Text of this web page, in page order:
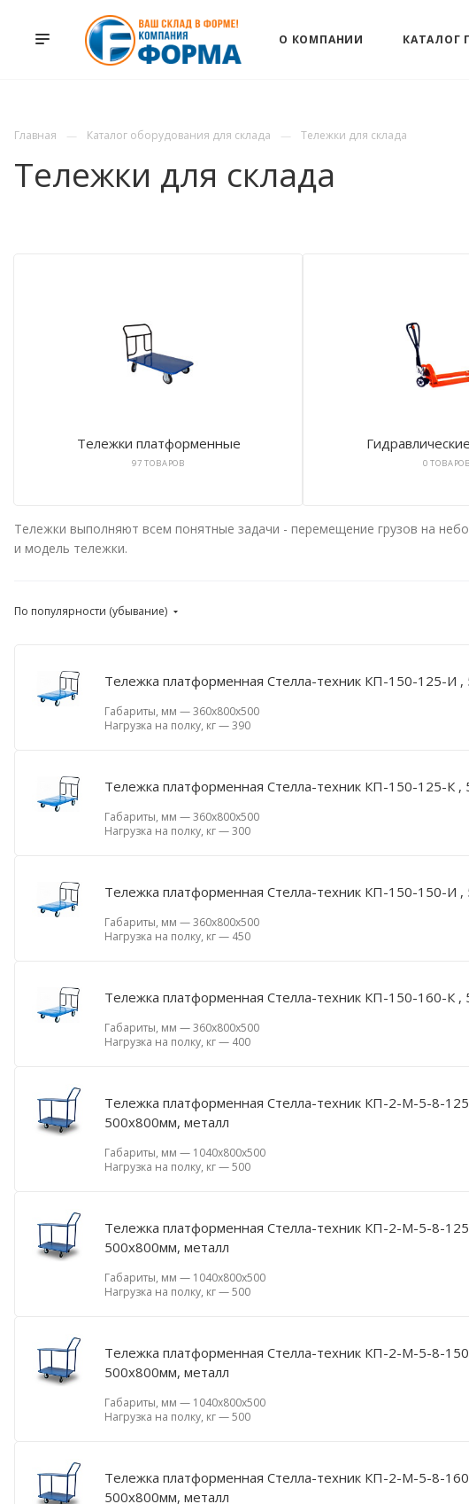
О КОМПАНИИ КАТАЛОГ
Главная Каталог оборудования для склада Тележки для склада
Тележки для склада
Тележки платформенные
97 ТОВАРОВ 0 ТОВАРОВ
Тележки выполняют всем понятные задачи - перемещение грузов на
и модель тележки.
По популярности (убывание)
Тележка платформенная Стелла-техник КП-150-125-И
Габариты, мм —360х800х500
Нагрузка на полку, кг—390
Тележка платформенная Стелла-техник КП-150-125-К ,
Габариты, мм —360х800х500
Нагрузка на полку, кг—300
Тележка платформенная Стелла-техник КП-150-150-И
Габариты, мм —360х800х500
Нагрузка на полку, кг— 450
Тележка платформенная Стелла-техник КП-150-160-К ,
Габариты, мм —360х800х500
Нагрузка на полку, кг— 400
Тележка платформенная Стелла-техник КП-2-М-5-8-
500х800мм, металл
Габариты, мм — 1040х800х500
Нагрузка на полку, кг—500
Тележка платформенная Стелла-техник КП-2-М-5-8-
500х800мм, металл
Габариты, мм — 1040х800х500
Нагрузка на полку, кг—500
Тележка платформенная Стелла-техник КП-2-М-5-8-
500х800мм, металл
Габариты, мм — 1040х800х500
Нагрузка на полку, кг—500
Тележка платформенная Стелла-техник КП-2-М-5-8-
500х800мм, металл